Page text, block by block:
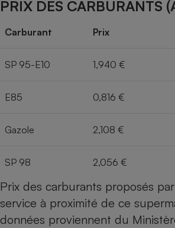
PRIX DES CARBURANTS
Carburant Prix
SP 95-E10 1,940 €
E85 0,816 €
Gazole 2,108 €
SP 98 2,056 €
Prix des carburants proposés
service à proximité de ce
données proviennent du